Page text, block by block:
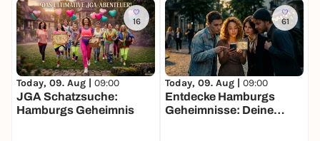
16
Today, 09. Aug | 09:00
JGA Schatzsuche:
Hamburgs Geheimnis
61
Today, 09. Aug | 09:00
Entdecke Hamburgs
Geheimnisse: Deine